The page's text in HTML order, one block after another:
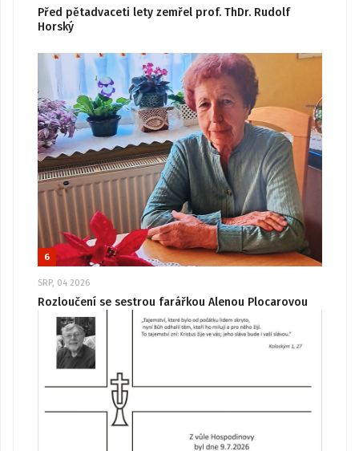
Před pětadvaceti lety zemřel prof. ThDr. Rudolf
Horský
6
SRP, 04 2026
Rozloučení se sestrou farářkou Alenou Plocarovou